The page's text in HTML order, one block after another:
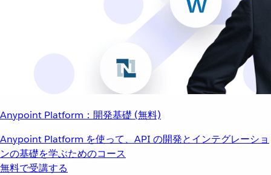
Anypoint Platform：開発基礎 (無料)
Anypoint Platform を使って、API の開発とインテグレーショ
ンの基礎を学ぶためのコース
無料で受講する